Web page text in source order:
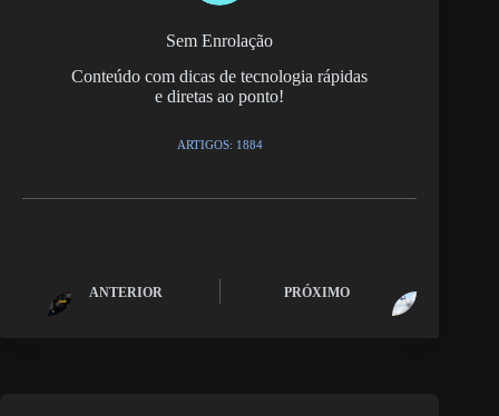
Sem Enrolação
Conteúdo com dicas de tecnologia rápidas
e diretas ao ponto!
ARTIGOS: 1884
ANTERIOR PRÓXIMO